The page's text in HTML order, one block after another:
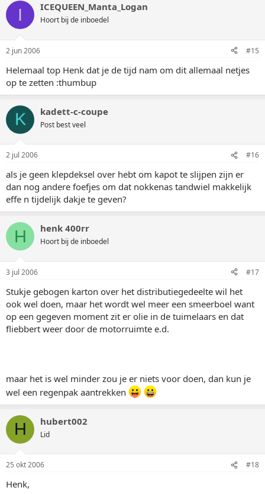
I ICEQUEEN_Manta_Logan
Hoort bij de inboedel
2 jun 2006 #15
Helemaal top Henk dat je de tijd nam om dit allemaal netjes
op te zetten :thumbup
K kadett-c-coupe
Post best veel
2 jul 2006 #16
als je geen klepdeksel over hebt om kapot te slijpen zijn er
dan nog andere foefjes om dat nokkenas tandwiel makkelijk
effe n tijdelijk dakje te geven?
H henk 400rr
Hoort bij de inboedel
3 jul 2006 #17
Stukje gebogen karton over het distributiegedeelte wil het
ook wel doen, maar het wordt wel meer een smeerboel want
op een gegeven moment zit er olie in de tuimelaars en dat
fliebbert weer door de motorruimte e.d.
maar het is wel minder zou je er niets voor doen, dan kun je
wel een regenpak aantrekken
H hubert002
Lid
25 okt 2006 #18
Henk,